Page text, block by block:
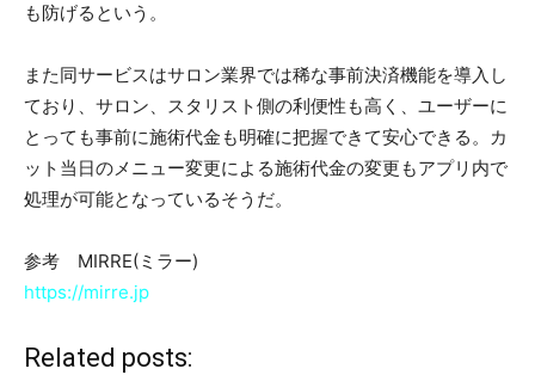
も防げるという。
また同サービスはサロン業界では稀な事前決済機能を導入し
ており、サロン、スタリスト側の利便性も高く、ユーザーに
とっても事前に施術代金も明確に把握できて安心できる。カ
ット当日のメニュー変更による施術代金の変更もアプリ内で
処理が可能となっているそうだ。
参考 MIRRE(ミラー)
https://mirre.jp
Related posts: